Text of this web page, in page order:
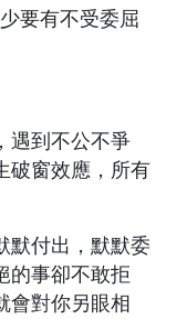
要有不受委屈
遇到不公不爭
破窗效應，所有
默付出，默默委
的事卻不敢拒
會對你另眼相